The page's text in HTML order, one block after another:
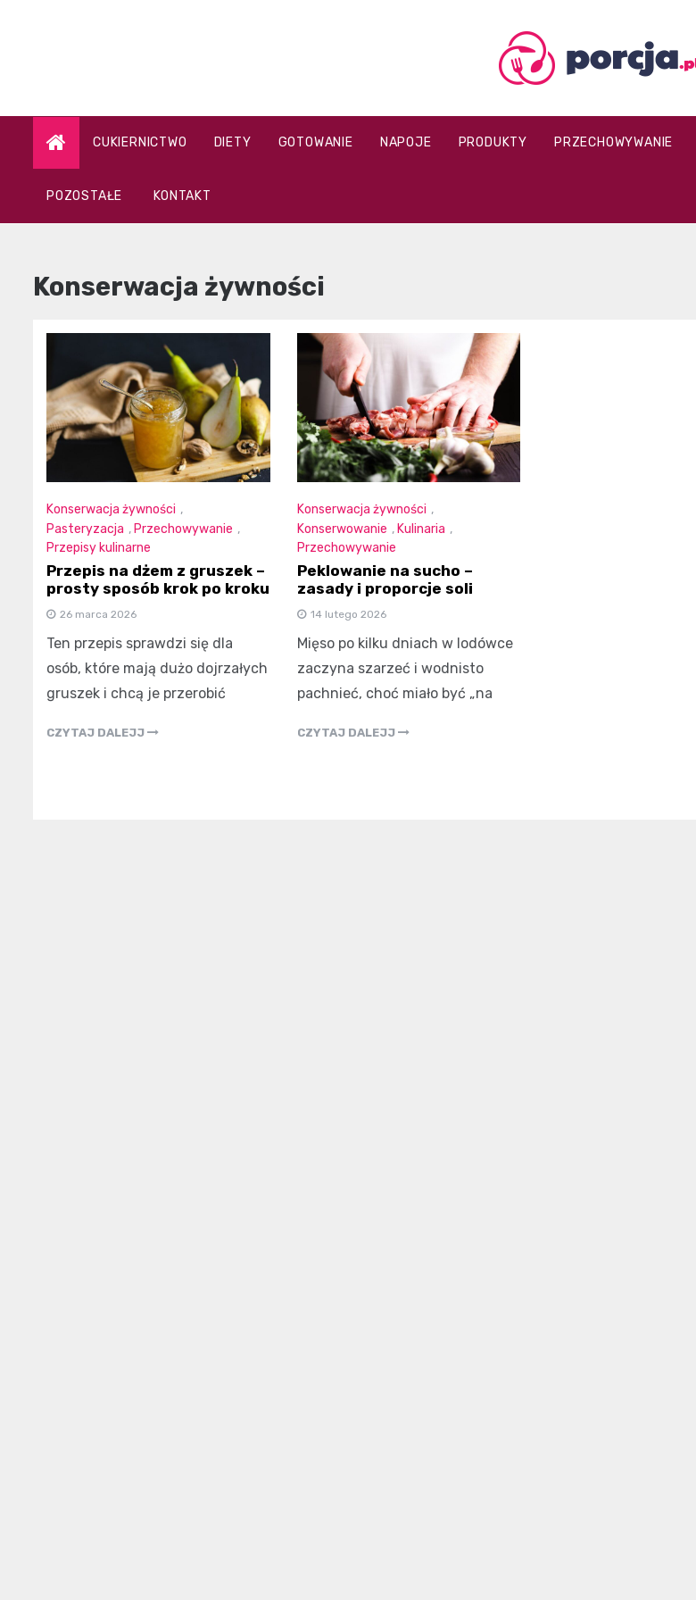
porcja.pl
CUKIERNICTWO DIETY GOTOWANIE NAPOJE PRODUKTY PRZECHOWYWANIE
POZOSTAŁE KONTAKT
Konserwacja żywności
Konserwacja żywności ,
Pasteryzacja , Przechowywanie ,
Przepisy kulinarne
Przepis na dżem z gruszek –
prosty sposób krok po kroku
26 marca 2026
Ten przepis sprawdzi się dla
osób, które mają dużo dojrzałych
gruszek i chcą je przerobić
CZYTAJ DALEJJ
Konserwacja żywności ,
Konserwowanie , Kulinaria ,
Przechowywanie
Peklowanie na sucho –
zasady i proporcje soli
14 lutego 2026
Mięso po kilku dniach w lodówce
zaczyna szarzeć i wodnisto
pachnieć, choć miało być „na
CZYTAJ DALEJJ